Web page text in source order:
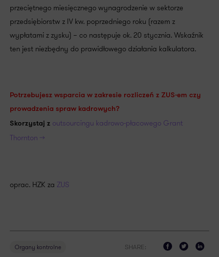
przeciętnego miesięcznego wynagrodzenie w sektorze
przedsiębiorstw z IV kw. poprzedniego roku (razem z
wypłatami z zysku) – co następuje ok. 20 stycznia. Wskaźnik
ten jest niezbędny do prawidłowego działania kalkulatora.
Potrzebujesz wsparcia w zakresie rozliczeń z ZUS-em czy
prowadzenia spraw kadrowych?
Skorzystaj z outsourcingu kadrowo-płacowego Grant
Thornton >>
oprac. HZK za ZUS
Organy kontrolne SHARE: